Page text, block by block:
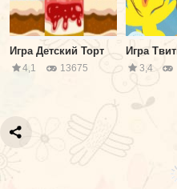
Игра Детский Торт
4,1 13675 3,4